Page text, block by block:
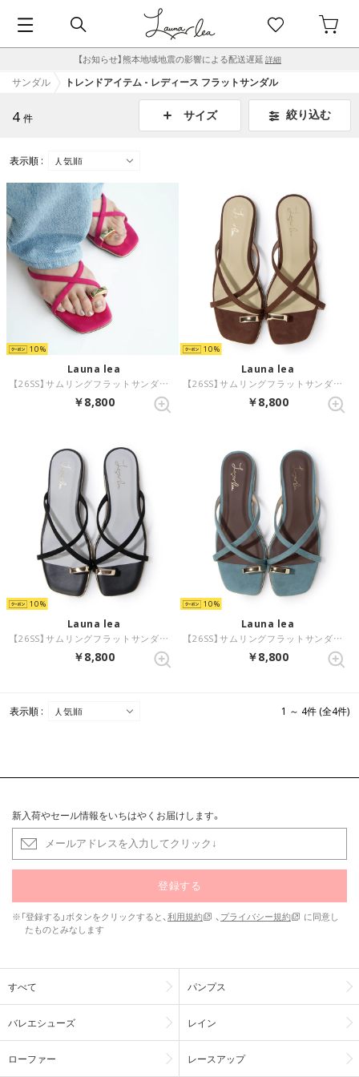
【お知らせ】熊本地域地震の影響による配送遅延 詳細
サンダル トレンドアイテム - レディース フラットサンダル
4 件 サイズ 絞り込む
表示順 :
10
Launa lea
【26SS】サムリングフラットサンダル(0632) （ローズS/C）
￥8,800
10
Launa lea
【26SS】サムリングフラットサンダル(0632) （ブラウンS/C）
￥8,800
10
Launa lea
【26SS】サムリングフラットサンダル(0632) （ブラックS/C）
￥8,800
10
Launa lea
【26SS】サムリングフラットサンダル(0632) （ブルーグリーンS/C）
￥8,800
表示順 : 1 ～ 4件 (全4件)
新入荷やセール情報をいちはやくお届けします。
登録する
※「登録する」ボタンをクリックすると、利用規約 、 プライバシー規約
に同意し
たものとみなします
すべて パンプス
バレエシューズ レイン
ローファー レースアップ